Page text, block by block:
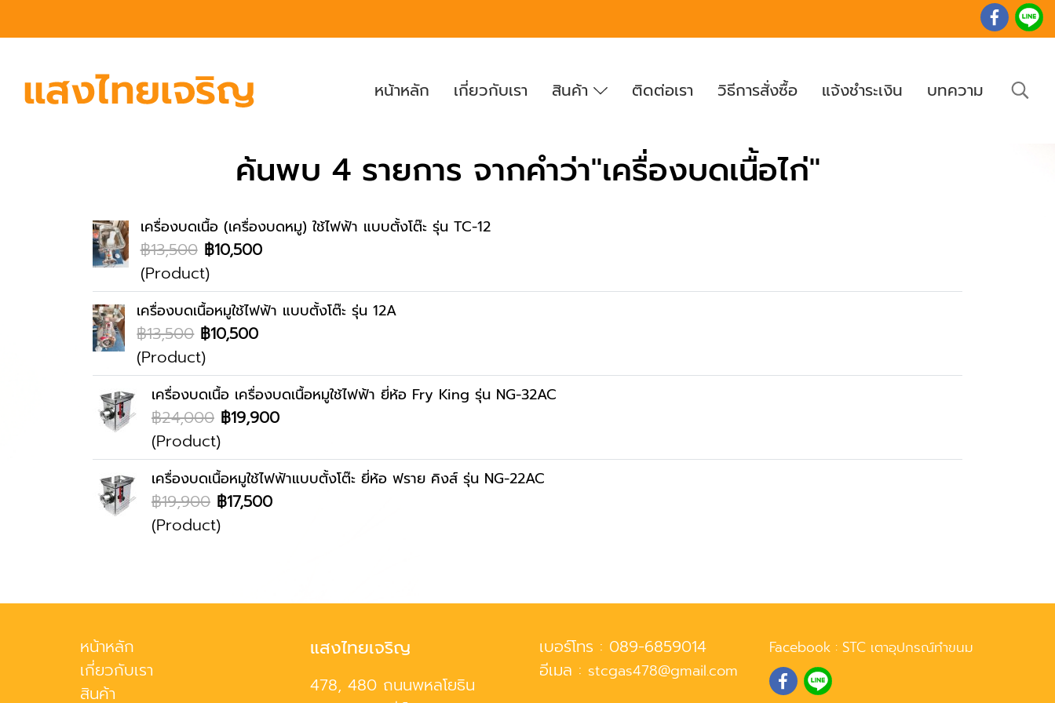
หน้าหลัก เกี่ยวกับเรา สินค้า ติดต่อเรา วิธีการสั่งซื้อ แจ้งชำระเงิน บทความ
ค้นพบ 4 รายการ จากคำว่า"เครื่องบดเนื้อไก่"
เครื่องบดเนื้อ (เครื่องบดหมู) ใช้ไฟฟ้า แบบตั้งโต๊ะ รุ่น TC-12
฿13,500 ฿10,500
(Product)
เครื่องบดเนื้อหมูใช้ไฟฟ้า แบบตั้งโต๊ะ รุ่น 12A
฿13,500 ฿10,500
(Product)
เครื่องบดเนื้อ เครื่องบดเนื้อหมูใช้ไฟฟ้า ยี่ห้อ Fry King รุ่น NG-32AC
฿24,000 ฿19,900
(Product)
เครื่องบดเนื้อหมูใช้ไฟฟ้าแบบตั้งโต๊ะ ยี่ห้อ ฟราย คิงส์ รุ่น NG-22AC
฿19,900 ฿17,500
(Product)
หน้าหลัก
เกี่ยวกับเรา
สินค้า
แสงไทยเจริญ
478, 480 ถนนพหลโยธิน
เบอร์โทร : 089-6859014
อีเมล : stcgas478@gmail.com
Facebook : STC เตาอุปกรณ์ทำขนม